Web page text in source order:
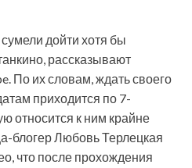
дойти хотя бы
рассказывают
По их словам, ждать своего
приходится по 7-
относится к ним крайне
блогер Любовь Терлецкая
что после прохождения